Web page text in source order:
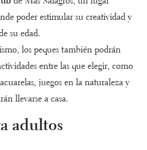
poder estimular su creatividad y
su edad.
los peques también podrán
entre las que elegir, como
juegos en la naturaleza y
llevarse a casa.
adultos